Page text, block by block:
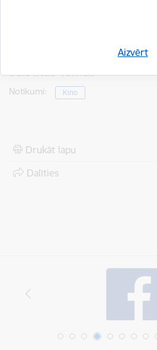
Aizvērt
Saistītas tēmas
Notikumi: Kino
Drukāt lapu
Dalīties